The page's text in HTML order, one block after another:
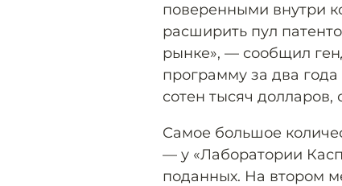
поверенными внутри
расширить пул
рынке», — сообщил
программу за два
сотен тысяч долларов,
Самое большое
— у «Лаборатории
поданных. На втором